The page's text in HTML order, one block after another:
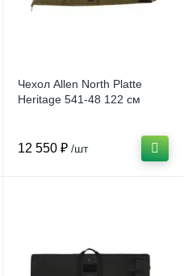
Чехол Allen North Platte
Heritage 541-48 122 см
12 550 ₽ /шт